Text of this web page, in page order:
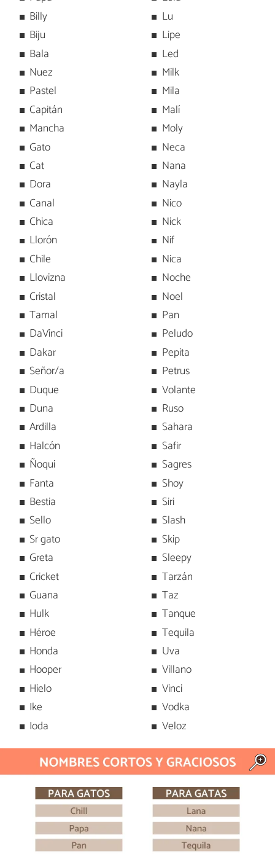
Billy
Biju
Bala
Nuez
Pastel
Capitán
Mancha
Gato
Cat
Dora
Canal
Chica
Llorón
Chile
Llovizna
Cristal
Tamal
DaVinci
Dakar
Señor/a
Duque
Duna
Ardilla
Halcón
Ñoqui
Fanta
Bestia
Sello
Sr gato
Greta
Cricket
Guana
Hulk
Héroe
Honda
Hooper
Hielo
Ike
Ioda
Lu
Lipe
Led
Milk
Mila
Malí
Moly
Neca
Nana
Nayla
Nico
Nick
Nif
Nica
Noche
Noel
Pan
Peludo
Pepita
Petrus
Volante
Ruso
Sahara
Safir
Sagres
Shoy
Siri
Slash
Skip
Sleepy
Tarzán
Taz
Tanque
Tequila
Uva
Villano
Vinci
Vodka
Veloz